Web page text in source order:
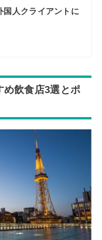
国人クライアントに
め飲食店3選とポ